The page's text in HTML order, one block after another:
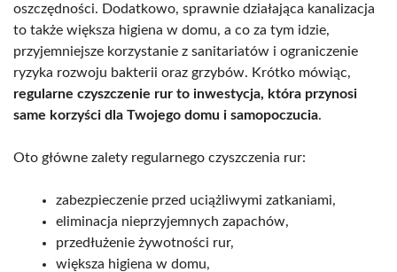
oszczędności. Dodatkowo, sprawnie działająca kanalizacja
to także większa higiena w domu, a co za tym idzie,
przyjemniejsze korzystanie z sanitariatów i ograniczenie
ryzyka rozwoju bakterii oraz grzybów. Krótko mówiąc,
regularne czyszczenie rur to inwestycja, która przynosi
same korzyści dla Twojego domu i samopoczucia.
Oto główne zalety regularnego czyszczenia rur:
zabezpieczenie przed uciążliwymi zatkaniami,
eliminacja nieprzyjemnych zapachów,
przedłużenie żywotności rur,
większa higiena w domu,